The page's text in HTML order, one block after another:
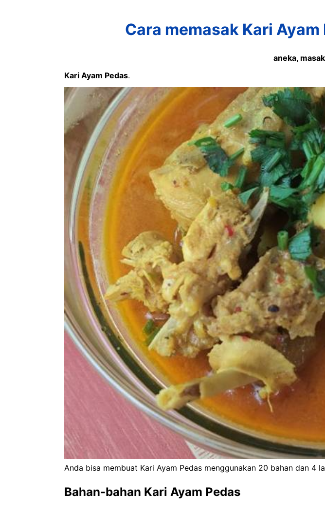
Cara memasak Kari
aneka,
Kari Ayam Pedas.
Anda bisa membuat Kari Ayam Pedas menggunakan 20 bahan dan 4
Bahan-bahan Kari Ayam Pedas